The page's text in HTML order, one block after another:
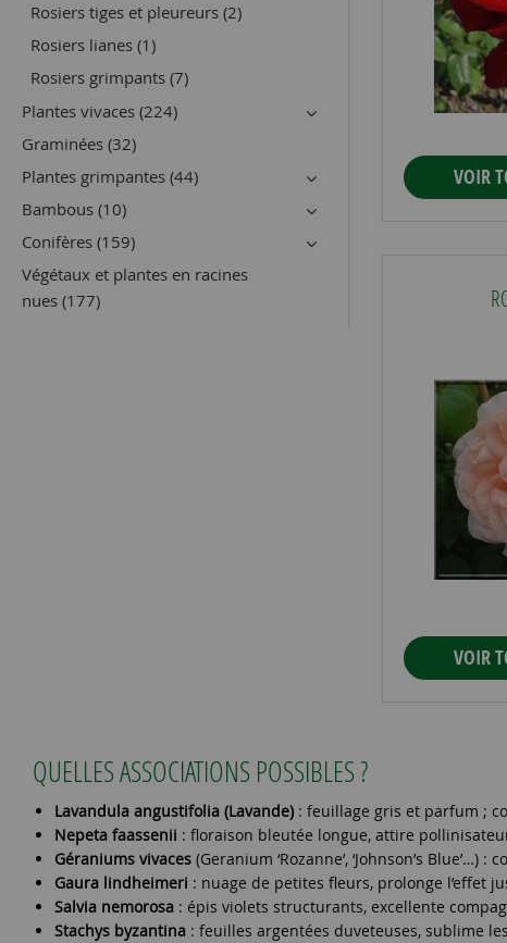
Rosiers tiges et pleureurs (2)
Rosiers lianes (1)
Rosiers grimpants (7)
Plantes vivaces (224)
Graminées (32)
Plantes grimpantes (44)
Bambous (10)
Conifères (159)
Végétaux et plantes en racines
nues (177)
VOIR
VOIR
QUELLES ASSOCIATIONS POSSIBLES ?
Lavandula angustifolia (Lavande) : feuillage gris et parfum ;
Nepeta faassenii : floraison bleutée longue, attire
Géraniums vivaces (Geranium ‘Rozanne’, ‘Johnson’s
Gaura lindheimeri : nuage de petites fleurs, prolonge l’effet
Salvia nemorosa : épis violets structurants, excellente
Stachys byzantina : feuilles argentées duveteuses, sublime